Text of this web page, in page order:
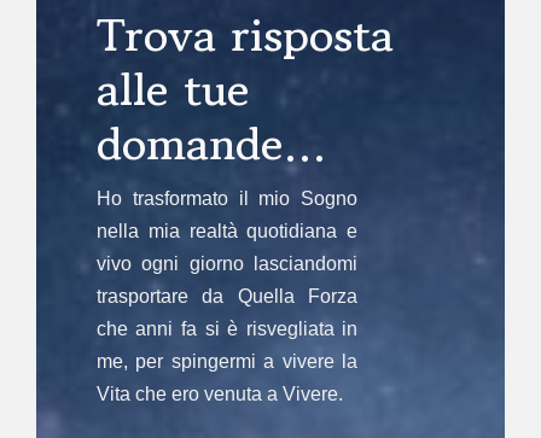
Trova risposta
alle tue
domande…
Ho trasformato il mio Sogno
nella mia realtà quotidiana e
vivo ogni giorno lasciandomi
trasportare da Quella Forza
che anni fa si è risvegliata in
me, per spingermi a vivere la
Vita che ero venuta a Vivere.